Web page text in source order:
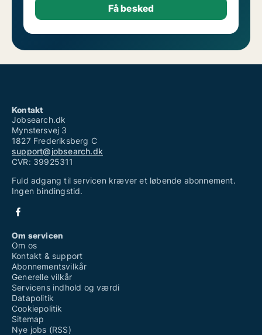
Kontakt
Jobsearch.dk
Mynstersvej 3
1827 Frederiksberg C
support@jobsearch.dk
CVR: 39925311
Fuld adgang til servicen kræver et løbende abonnement.
Ingen bindingstid.
Om servicen
Om os
Kontakt & support
Abonnementsvilkår
Generelle vilkår
Servicens indhold og værdi
Datapolitik
Cookiepolitik
Sitemap
Nye jobs (RSS)